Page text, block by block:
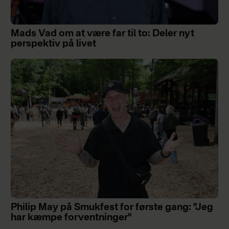
Mads Vad om at være far til to: Deler nyt
perspektiv på livet
Philip May på Smukfest for første gang: "Jeg
har kæmpe forventninger"